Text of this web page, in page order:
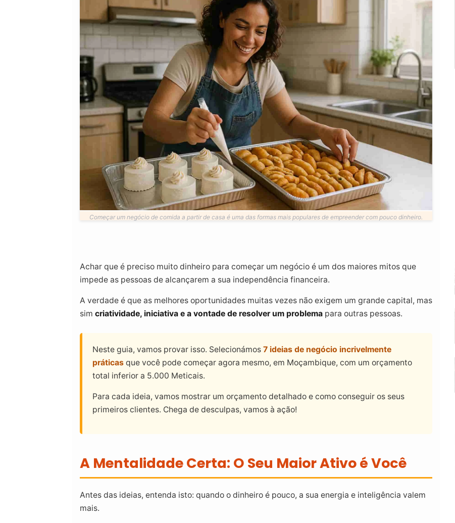
Começar um negócio de comida a partir de casa é uma das formas mais populares de empreender com pouco dinheiro.
Achar que é preciso muito dinheiro para começar um negócio é um dos maiores mitos que
impede as pessoas de alcançarem a sua independência financeira.
A verdade é que as melhores oportunidades muitas vezes não exigem um grande capital, mas
sim criatividade, iniciativa e a vontade de resolver um problema para outras pessoas.
Neste guia, vamos provar isso. Selecionámos 7 ideias de negócio incrivelmente
práticas que você pode começar agora mesmo, em Moçambique, com um orçamento
total inferior a 5.000 Meticais.
Para cada ideia, vamos mostrar um orçamento detalhado e como conseguir os seus
primeiros clientes. Chega de desculpas, vamos à ação!
A Mentalidade Certa: O Seu Maior Ativo é Você
Antes das ideias, entenda isto: quando o dinheiro é pouco, a sua energia e inteligência valem
mais.